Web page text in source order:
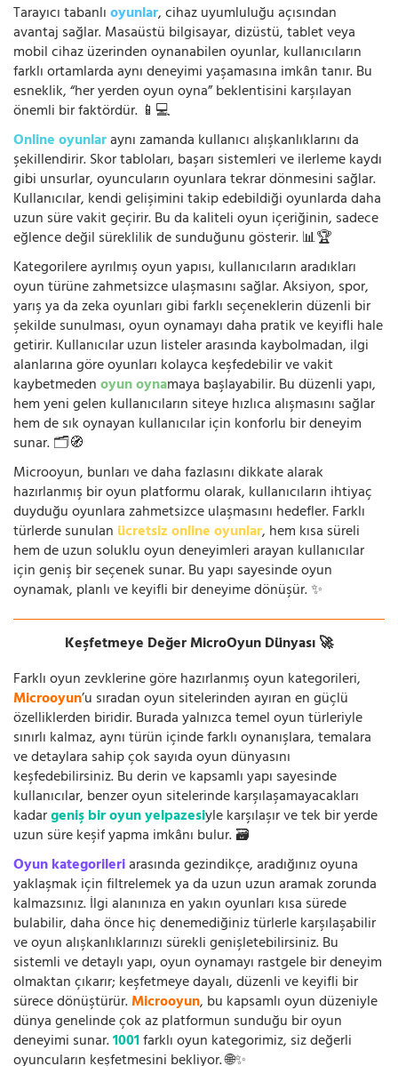
Tarayıcı tabanlıoyunlar, cihaz uyumluluğu açısından
avantaj sağlar. Masaüstü bilgisayar, dizüstü, tablet veya
mobil cihaz üzerinden oynanabilen oyunlar, kullanıcıların
farklı ortamlarda aynı deneyimi yaşamasına imkân tanır. Bu
esneklik, “her yerden oyun oyna” beklentisini karşılayan
önemli bir faktördür. 📱💻
Online oyunlaraynı zamanda kullanıcı alışkanlıklarını da
şekillendirir. Skor tabloları, başarı sistemleri ve ilerleme kaydı
gibi unsurlar, oyuncuların oyunlara tekrar dönmesini sağlar.
Kullanıcılar, kendi gelişimini takip edebildiği oyunlarda daha
uzun süre vakit geçirir. Bu da kaliteli oyun içeriğinin, sadece
eğlence değil süreklilik de sunduğunu gösterir. 📊🏆
Kategorilere ayrılmış oyun yapısı, kullanıcıların aradıkları
oyun türüne zahmetsizce ulaşmasını sağlar. Aksiyon, spor,
yarış ya da zeka oyunları gibi farklı seçeneklerin düzenli bir
şekilde sunulması, oyun oynamayı daha pratik ve keyifli hale
getirir. Kullanıcılar uzun listeler arasında kaybolmadan, ilgi
alanlarına göre oyunları kolayca keşfedebilir ve vakit
kaybetmedenoyun oynamaya başlayabilir. Bu düzenli yapı,
hem yeni gelen kullanıcıların siteye hızlıca alışmasını sağlar
hem de sık oynayan kullanıcılar için konforlu bir deneyim
sunar. 🗂️🧭
Microoyun, bunları ve daha fazlasını dikkate alarak
hazırlanmış bir oyun platformu olarak, kullanıcıların ihtiyaç
duyduğu oyunlara zahmetsizce ulaşmasını hedefler. Farklı
türlerde sunulan ücretsiz online oyunlar, hem kısa süreli
hem de uzun soluklu oyun deneyimleri arayan kullanıcılar
için geniş bir seçenek sunar. Bu yapı sayesinde oyun
oynamak, planlı ve keyifli bir deneyime dönüşür. ✨
Keşfetmeye Değer MicroOyun Dünyası 🚀
Farklı oyun zevklerine göre hazırlanmış oyun kategorileri,
Microoyun’u sıradan oyun sitelerinden ayıran en güçlü
özelliklerden biridir. Burada yalnızca temel oyun türleriyle
sınırlı kalmaz, aynı türün içinde farklı oynanışlara, temalara
ve detaylara sahip çok sayıda oyun dünyasını
keşfedebilirsiniz. Bu derin ve kapsamlı yapı sayesinde
kullanıcılar, benzer oyun sitelerinde karşılaşamayacakları
kadargeniş bir oyun yelpazesiyle karşılaşır ve tek bir yerde
uzun süre keşif yapma imkânı bulur. 🗃️
Oyun kategorileriarasında gezindikçe, aradığınız oyuna
yaklaşmak için filtrelemek ya da uzun uzun aramak zorunda
kalmazsınız. İlgi alanınıza en yakın oyunları kısa sürede
bulabilir, daha önce hiç denemediğiniz türlerle karşılaşabilir
ve oyun alışkanlıklarınızı sürekli genişletebilirsiniz. Bu
sistemli ve detaylı yapı, oyun oynamayı rastgele bir deneyim
olmaktan çıkarır; keşfetmeye dayalı, düzenli ve keyifli bir
sürece dönüştürür.Microoyun, bu kapsamlı oyun düzeniyle
dünya genelinde çok az platformun sunduğu bir oyun
deneyimi sunar.1001farklı oyun kategorimiz, siz değerli